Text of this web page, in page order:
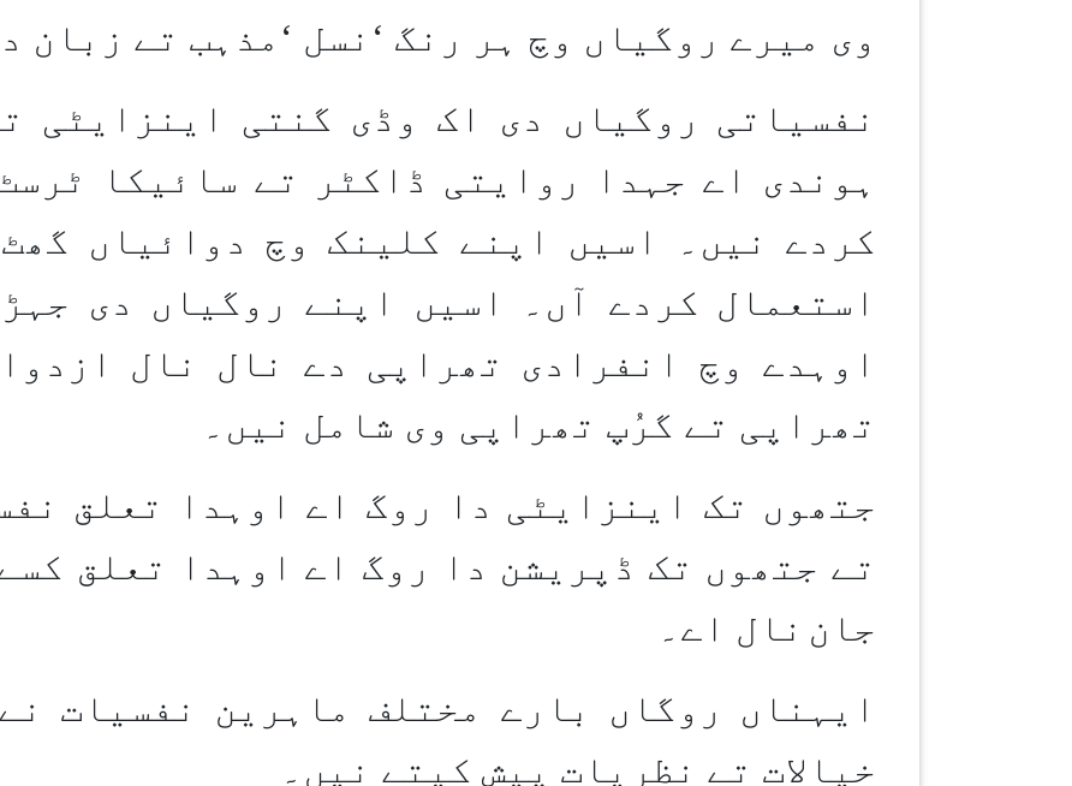
وی میرے روگیاں وچ ہر رنگ ‘ نسل ‘ مذہب تے زبان
نفسیاتی روگیاں دی اک وڈی گنتی اینزایٹی
ہوندی اے جہدا روایتی ڈاکٹر تے سائیکا
کردے نیں۔ اسیں اپنے کلینک وچ دوائیاں
استعمال کردے آں۔ اسیں اپنے روگیاں دی
اوہدے وچ انفرادی تھراپی دے نال نال
تھراپی تے گرُپ تھراپی وی شامل نیں۔
جتھوں تک اینزایٹی دا روگ اے اوہدا تعلق
تے جتھوں تک ڈپریشن دا روگ اے اوہدا تعلق
جان نال اے۔
ایہناں روگاں بارے مختلف ماہرین نفسیات
خیالات تے نظریات پیش کیتے نیں۔